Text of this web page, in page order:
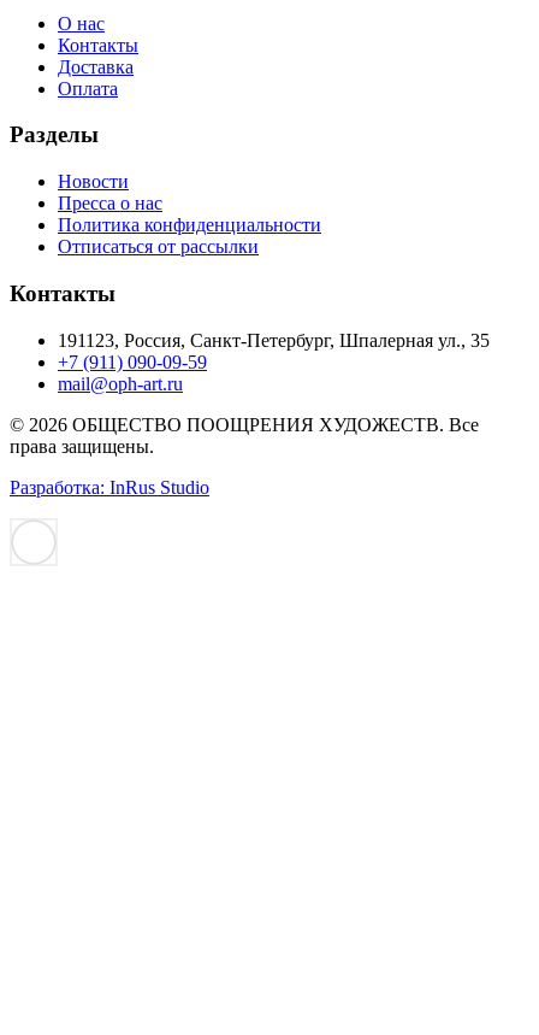
О нас
Контакты
Доставка
Оплата
Разделы
Новости
Пресса о нас
Политика конфиденциальности
Отписаться от рассылки
Контакты
191123, Россия, Санкт-Петербург, Шпалерная ул., 35
+7 (911) 090-09-59
mail@oph-art.ru
© 2026 ОБЩЕСТВО ПООЩРЕНИЯ ХУДОЖЕСТВ. Все
права защищены.
Разработка: InRus Studio